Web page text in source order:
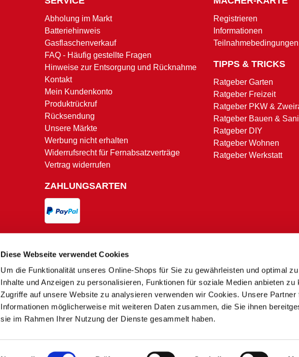
Diese Webseite verwendet Cookies
Um die Funktionalität unseres Online-Shops für Sie zu gewährleisten und optimal
Inhalte und Anzeigen zu personalisieren, Funktionen für soziale Medien anbieten zu
Zugriffe auf unsere Website zu analysieren verwenden wir Cookies. Unsere Partner
Informationen möglicherweise mit weiteren Daten zusammen, die Sie ihnen
sie im Rahmen Ihrer Nutzung der Dienste gesammelt haben.
Einwilligungsauswahl
Abholung im Markt
Batteriehinweis
Gasflaschenverkauf
FAQ - Häufig gestellte Fragen
Hinweise zur Entsorgung und Rücknahme
Kontakt
Mein Kundenkonto
Produktrückruf
Rücksendung
Unsere Märkte
Werbung nicht erhalten
Widerrufsrecht für Fernabsatzverträge
Vertrag widerrufen
ZAHLUNGSARTEN
Versand und Zahlungsbedingungen
Registrieren
Informationen
Teilnahmebedingungen
TIPPS & TRICKS
Ratgeber Garten
Ratgeber Freizeit
Ratgeber PKW &
Ratgeber Bauen &
Ratgeber DIY
Ratgeber Wohnen
Ratgeber Werkstatt
* Alle Preise in Euro inkl. MwSt. und zzgl. Service- und Versandkosten.
** Ausgenommen Speditions- und Sperrgutzuschläge
Es kann zu Preisunterschieden zwischen dem Onlineshop und unseren Sonderpreis
2)